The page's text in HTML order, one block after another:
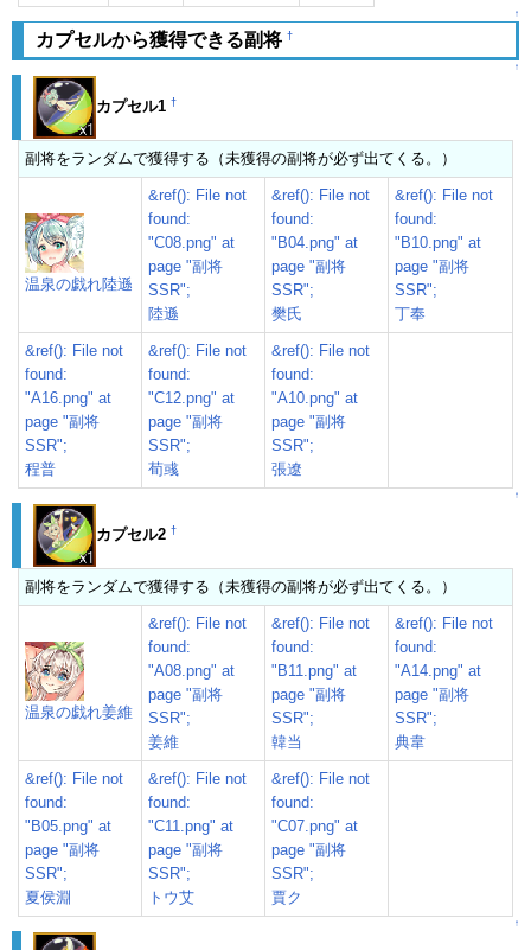
↑
カプセルから獲得できる副将 †
↑
カプセル1 †
副将をランダムで獲得する（未獲得の副将が必ず出てくる。）
温泉の戯れ陸遜
&ref(): File not
found:
"C08.png" at
page "副将
SSR";
陸遜
&ref(): File not
found:
"B04.png" at
page "副将
SSR";
樊氏
&ref(): File not
found:
"B10.png" at
page "副将
SSR";
丁奉
&ref(): File not
found:
"A16.png" at
page "副将
SSR";
程普
&ref(): File not
found:
"C12.png" at
page "副将
SSR";
荀彧
&ref(): File not
found:
"A10.png" at
page "副将
SSR";
張遼
↑
カプセル2 †
副将をランダムで獲得する（未獲得の副将が必ず出てくる。）
温泉の戯れ姜維
&ref(): File not
found:
"A08.png" at
page "副将
SSR";
姜維
&ref(): File not
found:
"B11.png" at
page "副将
SSR";
韓当
&ref(): File not
found:
"A14.png" at
page "副将
SSR";
典韋
&ref(): File not
found:
"B05.png" at
page "副将
SSR";
夏侯淵
&ref(): File not
found:
"C11.png" at
page "副将
SSR";
トウ艾
&ref(): File not
found:
"C07.png" at
page "副将
SSR";
賈ク
↑